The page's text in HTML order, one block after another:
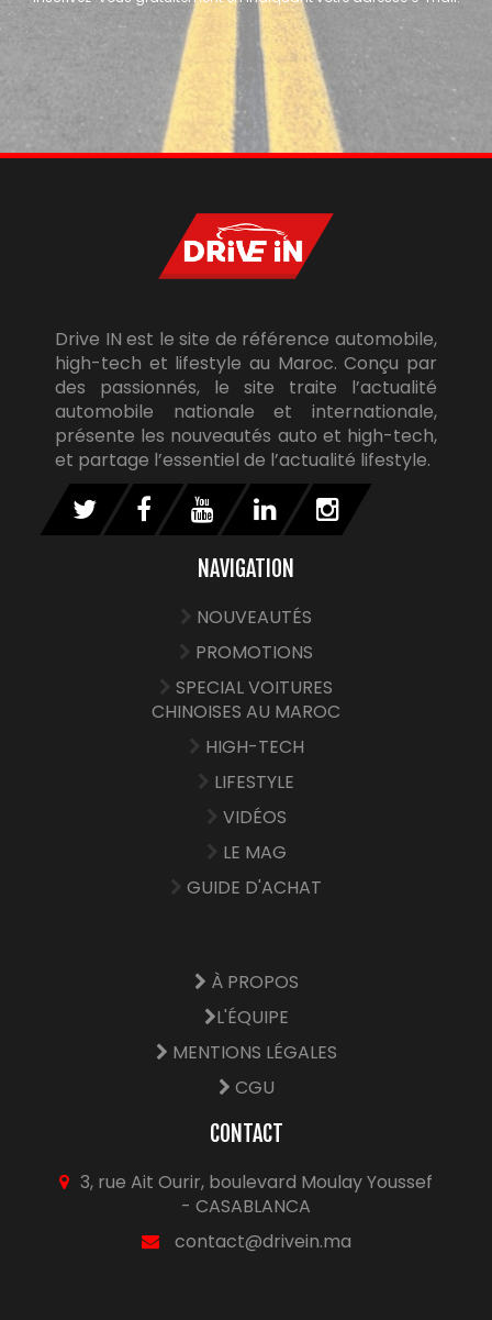
Drive IN est le site de référence automobile,
high-tech et lifestyle au Maroc. Conçu par
des passionnés, le site traite l’actualité
automobile nationale et internationale,
présente les nouveautés auto et high-tech,
et partage l’essentiel de l’actualité lifestyle.
NAVIGATION
NOUVEAUTÉS
PROMOTIONS
SPECIAL VOITURES
CHINOISES AU MAROC
HIGH-TECH
LIFESTYLE
VIDÉOS
LE MAG
GUIDE D'ACHAT
À PROPOS
L'ÉQUIPE
MENTIONS LÉGALES
CGU
CONTACT
3, rue Ait Ourir, boulevard Moulay Youssef
- CASABLANCA
contact@drivein.ma